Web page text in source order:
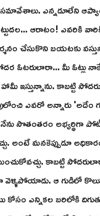
సమావేశాలు. ఎన్నడూలేని
ఆరాటం! ఎవరికి
చేసుకొని బయటకు
ఓటరులారా... మీ ఓట్లు నాకే
ఇస్తున్నాను. కాబట్టి
ఎవరో అన్నారు 'అదేం
అభ్యర్థిగా పోటీ
అంటే మనకెప్పుడూ
కాబట్టి సోదరులారా
వెళ్ళిపోయాడు. ఆ గుడిలో
కోసం ఎన్నికల బరిలోకి